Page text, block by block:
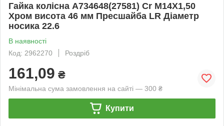
Гайка колісна A734648(27581) Cr M14X1,50
Хром висота 46 мм Пресшайба LR Діаметр
носика 22.6
В наявності
Код: 2962270
Роздріб
161,09 ₴
Мінімальна сума замовлення на сайті — 300 ₴
Купити